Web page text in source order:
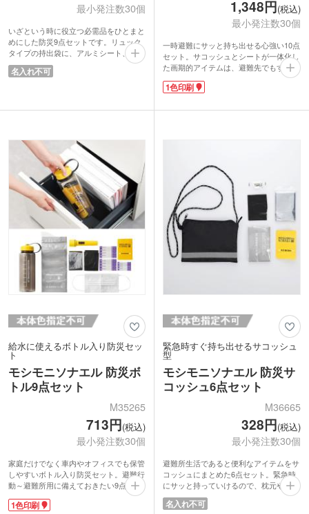
最小発注数30個
いざという時に役立つ必需品をひとまと
めにした防災9点セットです。リュック
タイプの持出袋に、アルミシート、ホイ
ッスル、マスク、防災のしおり、3L給水
袋、ミニライト、携帯トイレ、軍手を収
ことで、緊急時の安心感がぐっと高まり
もおすすめの実用的なアイテムです。
名入れ不可
1,348円(税込)
最小発注数30個
一時避難にサッと持ち出せる心強い10点
セット。サコッシュとシートが一体化し
た画期的アイテムは、避難先でもすぐに
スペースを確保できます。ネックピロ
ー・アイマスク・耳栓が付属しているの
に、バッグのショルダー紐は物干し用ロ
れます。地域のイベント参加特典や防災
キャンペーンの販促品におすすめです。
1色印刷
給水に使えるボトル入り防災セッ
ト
モシモニソナエル 防災ボ
トル9点セット
M35265
713円(税込)
最小発注数30個
家庭だけでなく車内やオフィスでも保管
しやすいボトル入り防災セット。避難行
動～避難所用に備えておきたい9点が入
ってます。収納ボトルの容量は約
940ml。緊急時の給水ボトルとして使え
1色印刷
緊急時すぐ持ち出せるサコッシュ
型
モシモニソナエル 防災サ
コッシュ6点セット
M36665
328円(税込)
最小発注数30個
避難所生活であると便利なアイテムをサ
コッシュにまとめた6点セット。緊急時
にサッと持っていけるので、枕元や玄関
に置いておくと安心です。サコッシュの
紐を外せばポーチとして持ち運び可能。
名入れ不可